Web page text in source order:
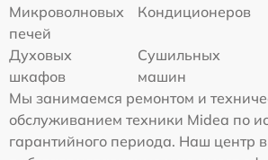
Микроволновых
печей
Кондиционеров
Духовых
шкафов
Сушильных
машин
Мы занимаемся ремонтом и
обслуживанием техники Midea по
гарантийного периода. Наш центр